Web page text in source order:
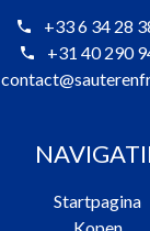
+33 6 34 28
+31 40 290
Startpagina
Kopen